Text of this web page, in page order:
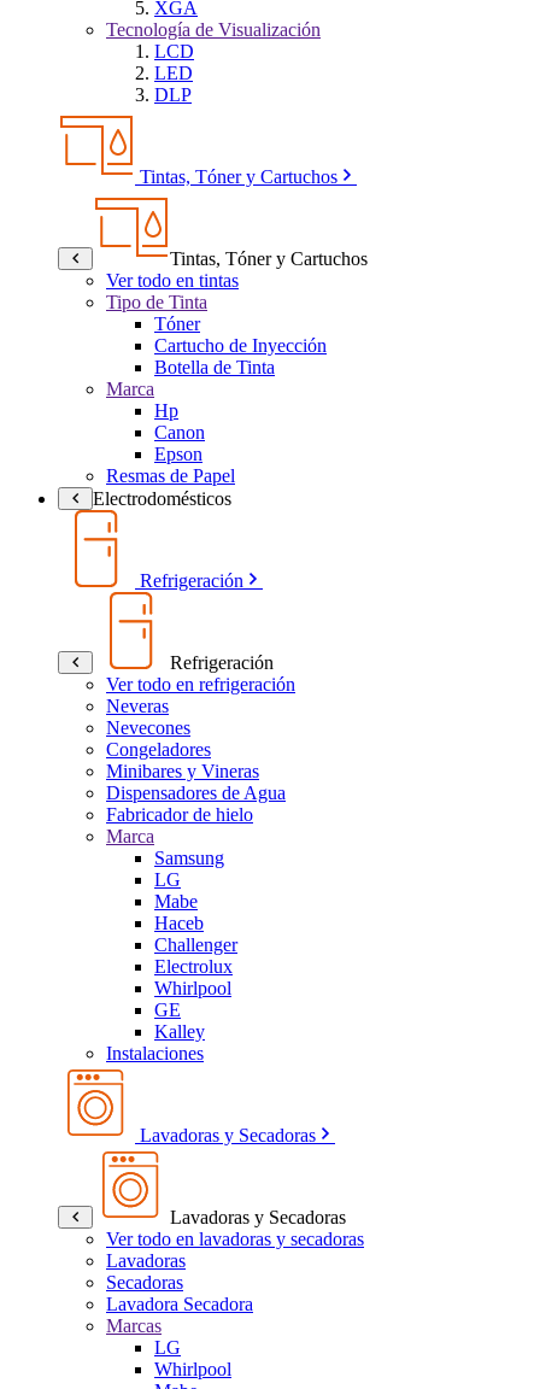
XGA
Tecnología de Visualización
LCD
LED
DLP
Tintas, Tóner y Cartuchos
Tintas, Tóner y Cartuchos
Ver todo en tintas
Tipo de Tinta
Tóner
Cartucho de Inyección
Botella de Tinta
Marca
Hp
Canon
Epson
Resmas de Papel
Electrodomésticos
Refrigeración
Refrigeración
Ver todo en refrigeración
Neveras
Nevecones
Congeladores
Minibares y Vineras
Dispensadores de Agua
Fabricador de hielo
Marca
Samsung
LG
Mabe
Haceb
Challenger
Electrolux
Whirlpool
GE
Kalley
Instalaciones
Lavadoras y Secadoras
Lavadoras y Secadoras
Ver todo en lavadoras y secadoras
Lavadoras
Secadoras
Lavadora Secadora
Marcas
LG
Whirlpool